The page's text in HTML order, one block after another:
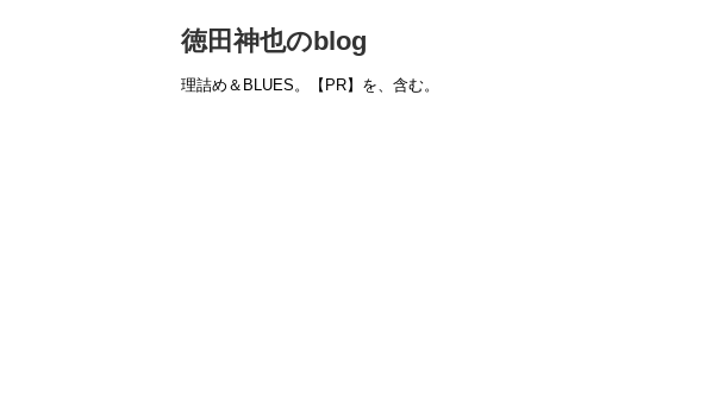
徳田神也のblog
理詰め＆BLUES。【PR】を、含む。